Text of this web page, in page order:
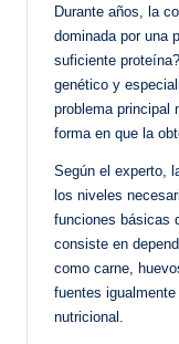
Durante años, la
dominada por una
suficiente
genético y
problema principal
forma en que la
Según el experto,
los niveles
funciones básicas
consiste en
como carne,
fuentes
nutricional.